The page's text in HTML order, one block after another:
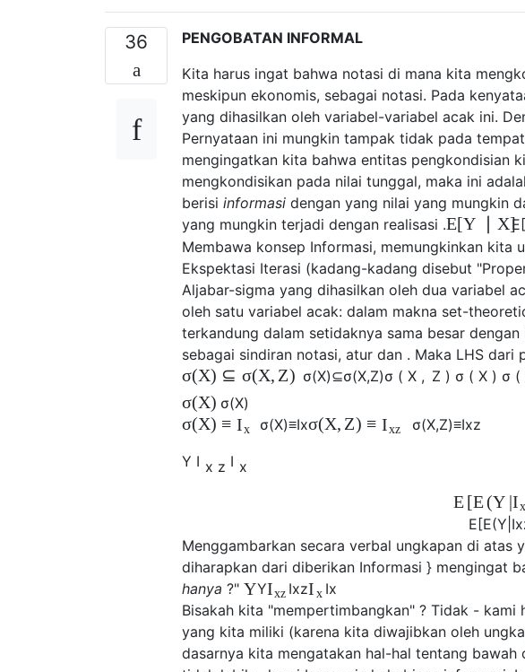
36
PENGOBATAN INFORMAL
Kita harus ingat bahwa notasi di mana kita
meskipun ekonomis, sebagai notasi. Pada
yang dihasilkan oleh variabel-variabel acak ini.
Pernyataan ini mungkin tampak tidak pada
mengingatkan kita bahwa entitas pengkondisian
mengkondisikan pada nilai tunggal, maka ini
berisi informasi dengan yang nilai yang mungkin
yang mungkin terjadi dengan realisasi .E[Y X]E [
Membawa konsep Informasi, memungkinkan kita
Ekspektasi Iterasi (kadang-kadang disebut
Aljabar-sigma yang dihasilkan oleh dua variabel
oleh satu variabel acak: dalam makna set-
terkandung dalam setidaknya sama besar
sebagai sindiran notasi, atur dan . Maka LHS
σ(X) ⊆ σ(X, Z) σ(X)⊆σ(X,Z)σ ( X , Z ) σ (X ) σ (
σ(X) σ(X)
σ(X) ≡ Ix σ(X)≡Ixσ(X, Z) ≡ Ixz σ(X,Z)≡Ixz
Y I x z I x
E [E(Y I
E [E(Y Ix
Menggambarkan secara verbal ungkapan di atas
diharapkan dari diberikan Informasi } mengingat
hanya ?" YYIxz IxzI x Ix
Bisakah kita "mempertimbangkan" ? Tidak -
yang kita miliki (karena kita diwajibkan oleh
dasarnya kita mengatakan hal-hal tentang